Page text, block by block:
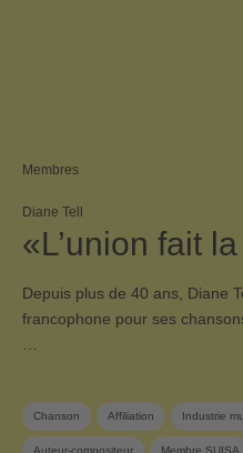
Membres
Diane Tell
«L’union fait
Depuis plus de 40 ans, Diane
francophone pour ses
Chanson Affiliation Industrie
Auteur-compositeur Membre SUISA